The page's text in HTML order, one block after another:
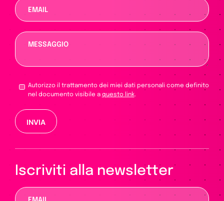
Autorizzo il trattamento dei miei dati personali come definito
nel documento visibile a questo link.
Si prega di lasciare vuoto questo campo.
Iscriviti alla newsletter